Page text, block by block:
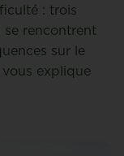
: trois
se rencontrent
sur le
explique